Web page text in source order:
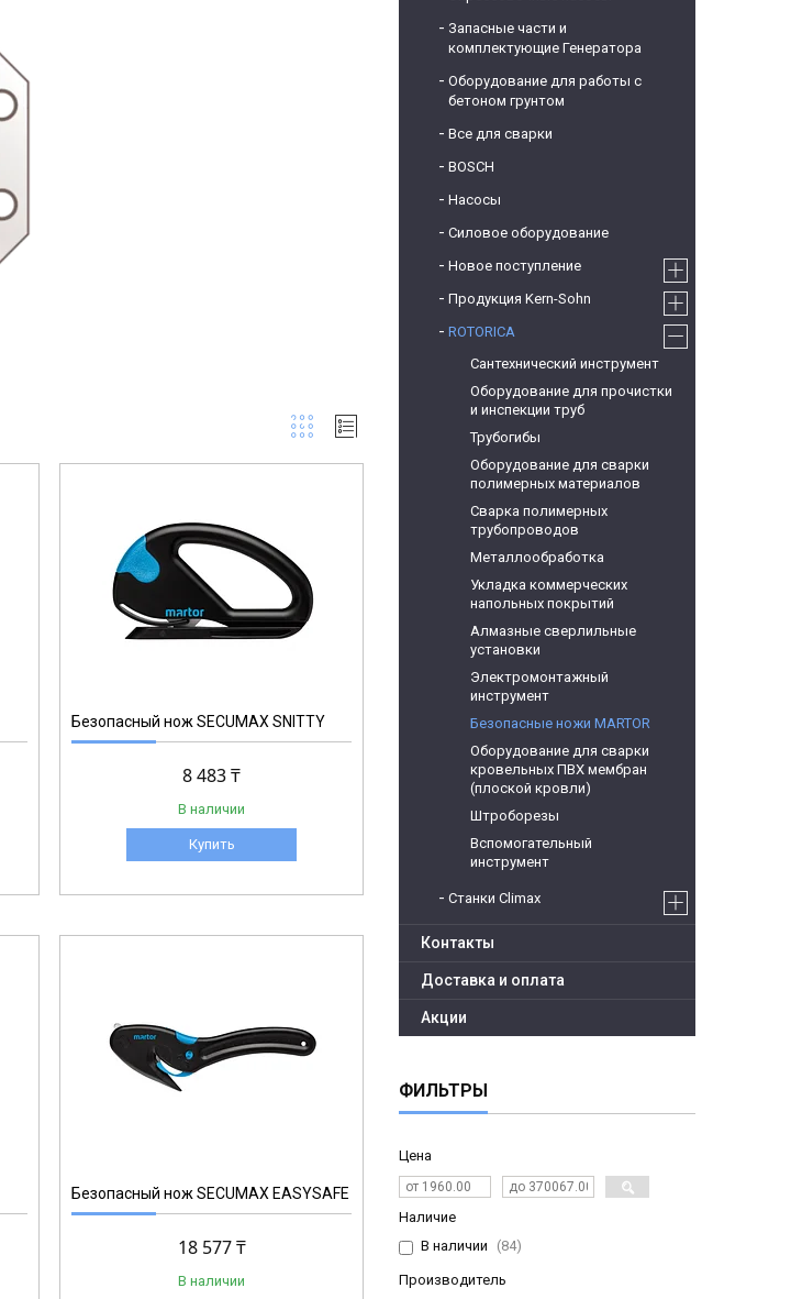
Безопасный нож SECUMAX SNITTY
8 483 ₸
В наличии
Купить
Безопасный нож SECUMAX EASYSAFE
18 577 ₸
В наличии
Запасные части и
комплектующие Генератора
Оборудование для работы с
бетоном грунтом
Все для сварки
BOSCH
Насосы
Силовое оборудование
Новое поступление
Продукция Kern-Sohn
ROTORICA
Сантехнический инструмент
Оборудование для прочистки
и инспекции труб
Трубогибы
Оборудование для сварки
полимерных материалов
Сварка полимерных
трубопроводов
Металлообработка
Укладка коммерческих
напольных покрытий
Алмазные сверлильные
установки
Электромонтажный
инструмент
Безопасные ножи MARTOR
Оборудование для сварки
кровельных ПВХ мембран
(плоской кровли)
Штроборезы
Вспомогательный
инструмент
Станки Climax
Контакты
Доставка и оплата
Акции
ФИЛЬТРЫ
Цена
Наличие
В наличии
84
Производитель